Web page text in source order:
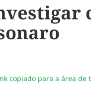
twitter
pelo email
link da notícia
copiado para a área de